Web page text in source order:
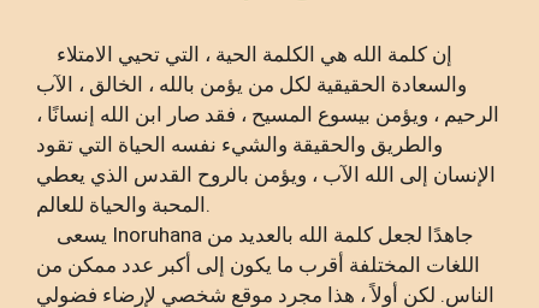
والسعادة الحقيقية لكل من يؤمن بالله ، الخالق ، الآب
الرحيم ، ويؤمن بيسوع المسيح ، فقد صار ابن الله إنسانًا ،
والطريق والحقيقة والشيء نفسه الحياة التي تقود
الإنسان إلى الله الآب ، ويؤمن بالروح القدس الذي يعطي
المحبة والحياة للعالم.
اللغات المختلفة أقرب ما يكون إلى أكبر عدد ممكن من
الناس. لكن أولاً ، هذا مجرد موقع شخصي لإرضاء فضولي